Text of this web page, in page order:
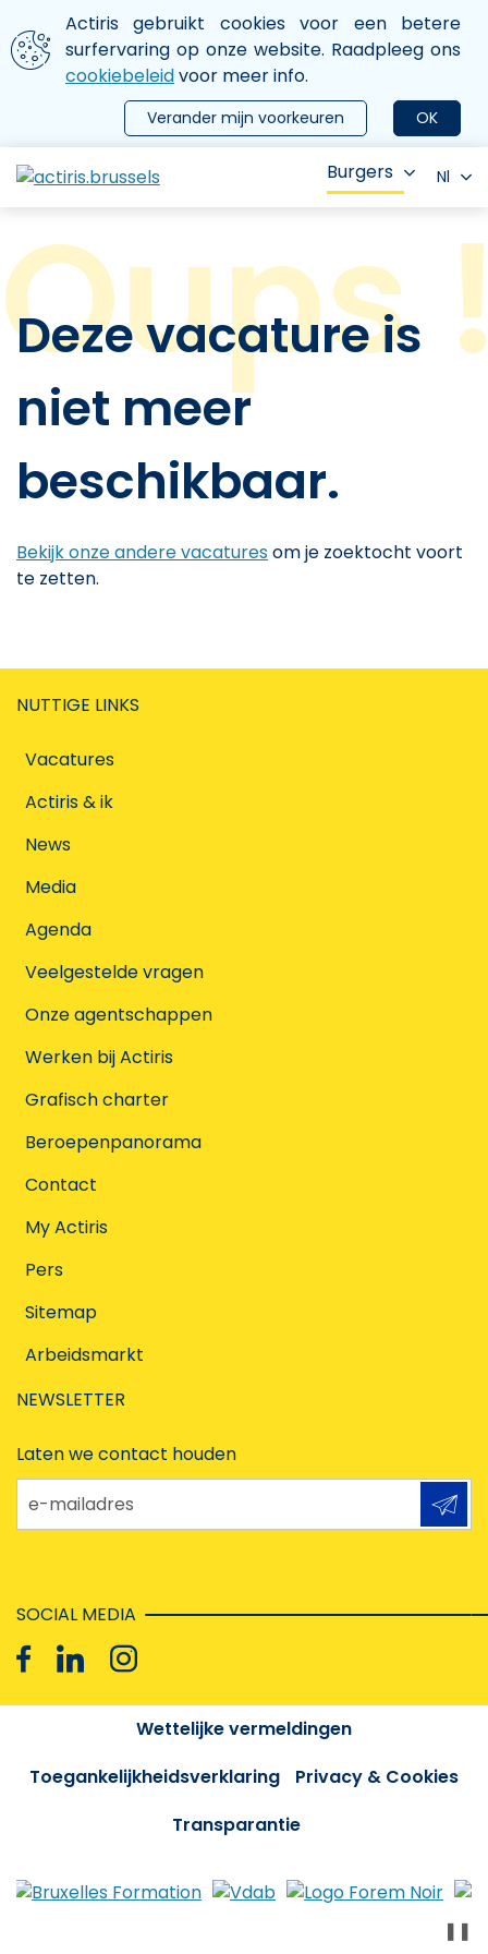
Aller au contenu principal
We gebruiken cookies
Actiris gebruikt cookies voor een betere
surfervaring op onze website. Raadpleeg ons
cookiebeleidvoor meer info.
OK
Verander mijn voorkeuren
le menu
Burgers Nl
Deze vacature is
niet meer
beschikbaar.
Bekijk onze andere vacaturesom je zoektocht voort
te zetten.
NUTTIGE LINKS
Vacatures
Actiris & ik
News
Media
Agenda
Veelgestelde vragen
Onze agentschappen
Werken bij Actiris
Grafisch charter
Beroepenpanorama
Contact
My Actiris
Pers
Sitemap
Arbeidsmarkt
NEWSLETTER
Laten we contact houden
e-mailadres
SOCIAL MEDIA
Wettelijke vermeldingen
Toegankelijkheidsverklaring
Privacy & Cookies
Transparantie
❚❚